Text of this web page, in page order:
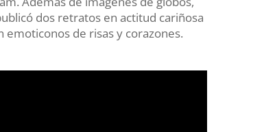
dos retratos en actitud cariñosa
emoticonos de risas y corazones.